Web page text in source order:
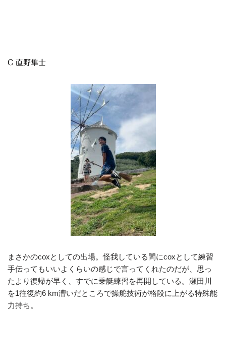
C 直野隼士
まさかのcoxとしての出場。怪我している間にcoxとして練習
手伝ってもいいよくらいの感じで言ってくれたのだが、思っ
たより復帰が早く、すでに乗艇練習を再開している。瀬田川
を1往復約6 km漕いだところで操舵技術が格段に上がる特殊能
力持ち。